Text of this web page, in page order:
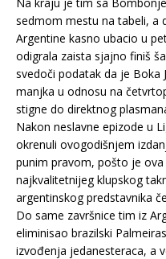
sedmom mestu na tabeli, a
Argentine kasno ubacio u
odigrala zaista sjajno finiš
svedoči podatak da je Boka
manjka u odnosu na
stigne do direktnog
Nakon neslavne epizode u
okrenuli ovogodišnjem
punim pravom, pošto je
najkvalitetnijeg klupskog
argentinskog predstavnika
Do same završnice tim iz
eliminisao brazilski
izvođenja jedanesteraca, a